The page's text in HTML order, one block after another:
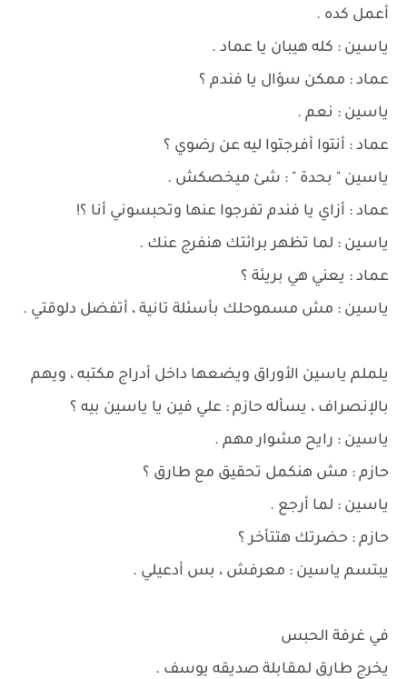
أعمل كده .
ياسين : كله هيبان يا عماد .
عماد : ممكن سؤال يا فندم ؟
ياسين : نعم .
عماد : أنتوا أفرجتوا ليه عن رضوي ؟
ياسين " بحدة " : شئ ميخصكش .
عماد : أزاي يا فندم تفرجوا عنها وتحبسوني أنا ؟!
ياسين : لما تظهر برائتك هنفرج عنك .
عماد : يعني هي بريئة ؟
ياسين : مش مسموحلك بأسئلة تانية ، أتفضل دلوقتي .
يلملم ياسين الأوراق ويضعها داخل أدراج مكتبه ، ويهم
بالإنصراف ، يسأله حازم : علي فين يا ياسين بيه ؟
ياسين : رايح مشوار مهم .
حازم : مش هنكمل تحقيق مع طارق ؟
ياسين : لما أرجع .
حازم : حضرتك هتتأخر ؟
يبتسم ياسين : معرفش ، بس أدعيلي .
في غرفة الحبس
يخرج طارق لمقابلة صديقه يوسف .